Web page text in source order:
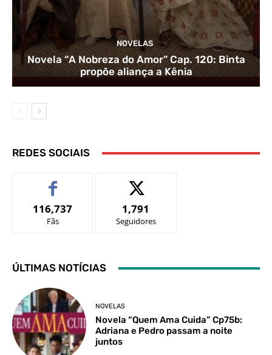
NOVELAS
Novela “A Nobreza do Amor” Cap. 120: Binta
propõe aliança a Kênia
REDES SOCIAIS
116,737
Fãs
1,791
Seguidores
ÚLTIMAS NOTÍCIAS
NOVELAS
Novela “Quem Ama Cuida” Cp75b:
Adriana e Pedro passam a noite
juntos